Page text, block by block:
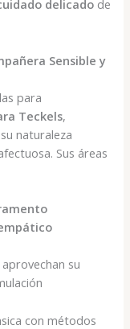
delicado de
Sensible y
para
Teckels,
naturaleza
Sus áreas
su
con métodos